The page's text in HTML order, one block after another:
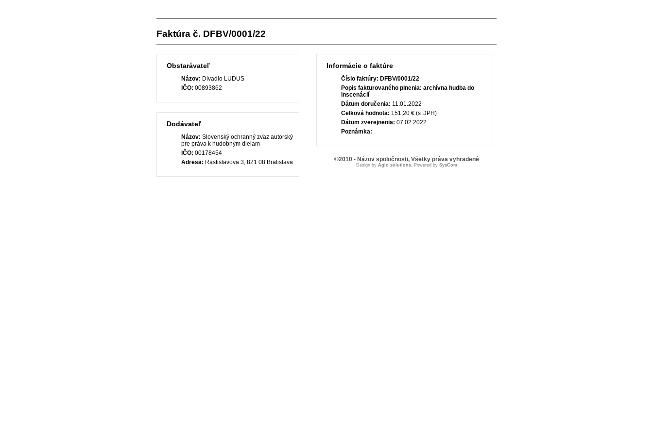
Faktúra č. DFBV/0001/22
Obstarávateľ
Názov: Divadlo LUDUS
IČO: 00893862
Dodávateľ
Názov: Slovenský ochranný zväz autorský
pre práva k hudobným dielam
IČO: 00178454
Adresa: Rastislavova 3, 821 08 Bratislava
Informácie o faktúre
Číslo faktúry: DFBV/0001/22
Popis fakturovaného plnenia: archívna hudba do
inscenácií
Dátum doručenia: 11.01.2022
Celková hodnota: 151,20 € (s DPH)
Dátum zverejnenia: 07.02.2022
Poznámka:
©2010 - Názov spoločnosti, Všetky práva vyhradené
Design by Aglo solutions, Powered by SysCom